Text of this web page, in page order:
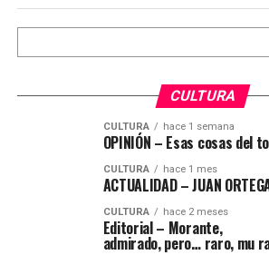
Buscar
CULTURA
CULTURA hace 1 semana
OPINIÓN – Esas cosas del
CULTURA hace 1 mes
ACTUALIDAD – JUAN
CULTURA hace 2 meses
Editorial – Morante,
admirado, pero… raro, mu